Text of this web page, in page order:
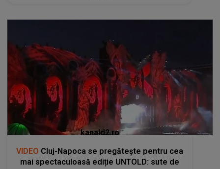
kanald2.ro
VIDEO Cluj-Napoca se pregătește pentru cea
mai spectaculoasă ediție UNTOLD: sute de